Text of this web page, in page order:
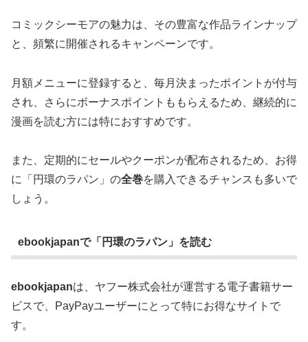
コミックシーモアの魅力は、その豊富な作品ラインナップ
と、頻繁に開催されるキャンペーンです。
月額メニューに登録すると、毎月決まったポイントが付与
され、さらにボーナスポイントももらえるため、継続的に
漫画を読む方には特におすすめです。
また、定期的にセールやクーポンが配布されるため、お得
に「円環のラパン」の全巻を購入できるチャンスも多いで
しょう。
ebookjapanで「円環のラパン」を読む
ebookjapanは、ヤフー株式会社が運営する電子書籍サー
ビスで、PayPayユーザーにとって特にお得なサイトで
す。